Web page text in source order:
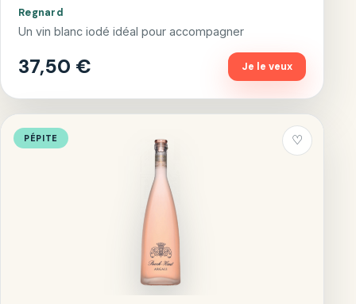
Regnard
Un vin blanc iodé idéal pour accompagner
37,50 € Je le veux
PÉPITE ♡